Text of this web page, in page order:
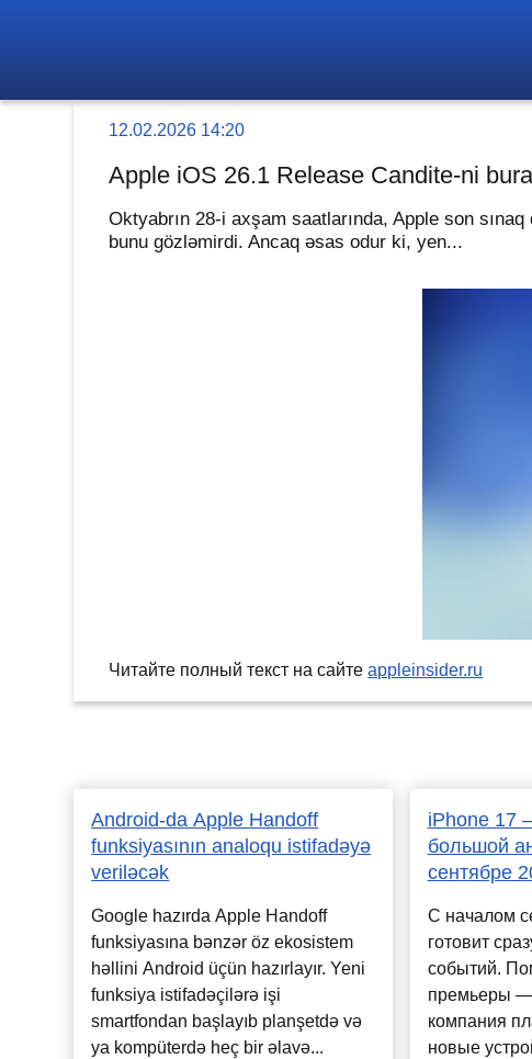
12.02.2026 14:20
Apple iOS 26.1 Release Candite-ni
Oktyabrın 28-i axşam saatlarında, Apple son
bunu gözləmirdi. Ancaq əsas odur ki, yen...
Читайте полный текст на сайтеappleinsider.ru
Android-da Apple Handoff
funksiyasının analoqu istifadəyə
veriləcək
Google hazırda Apple Handoff
funksiyasına bənzər öz ekosistem
həllini Android üçün hazırlayır. Yeni
funksiya istifadəçilərə işi
smartfondan başlayıb planşetdə və
ya kompüterdə heç bir əlavə...
iPhone 17
большой
сентябре
С началом
готовит
событий.
премьеры —
компания
новые